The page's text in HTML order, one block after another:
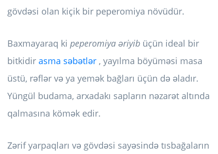
gövdəsi olan kiçik bir peperomiya növüdür.
Baxmayaraq ki peperomiya əriyib üçün ideal bir
bitkidir asma səbətlər , yayılma böyüməsi masa
üstü, rəflər və ya yemək bağları üçün də əladır.
Yüngül budama, arxadakı sapların nəzarət altında
qalmasına kömək edir.
Zərif yarpaqları və gövdəsi sayəsində tısbağaların